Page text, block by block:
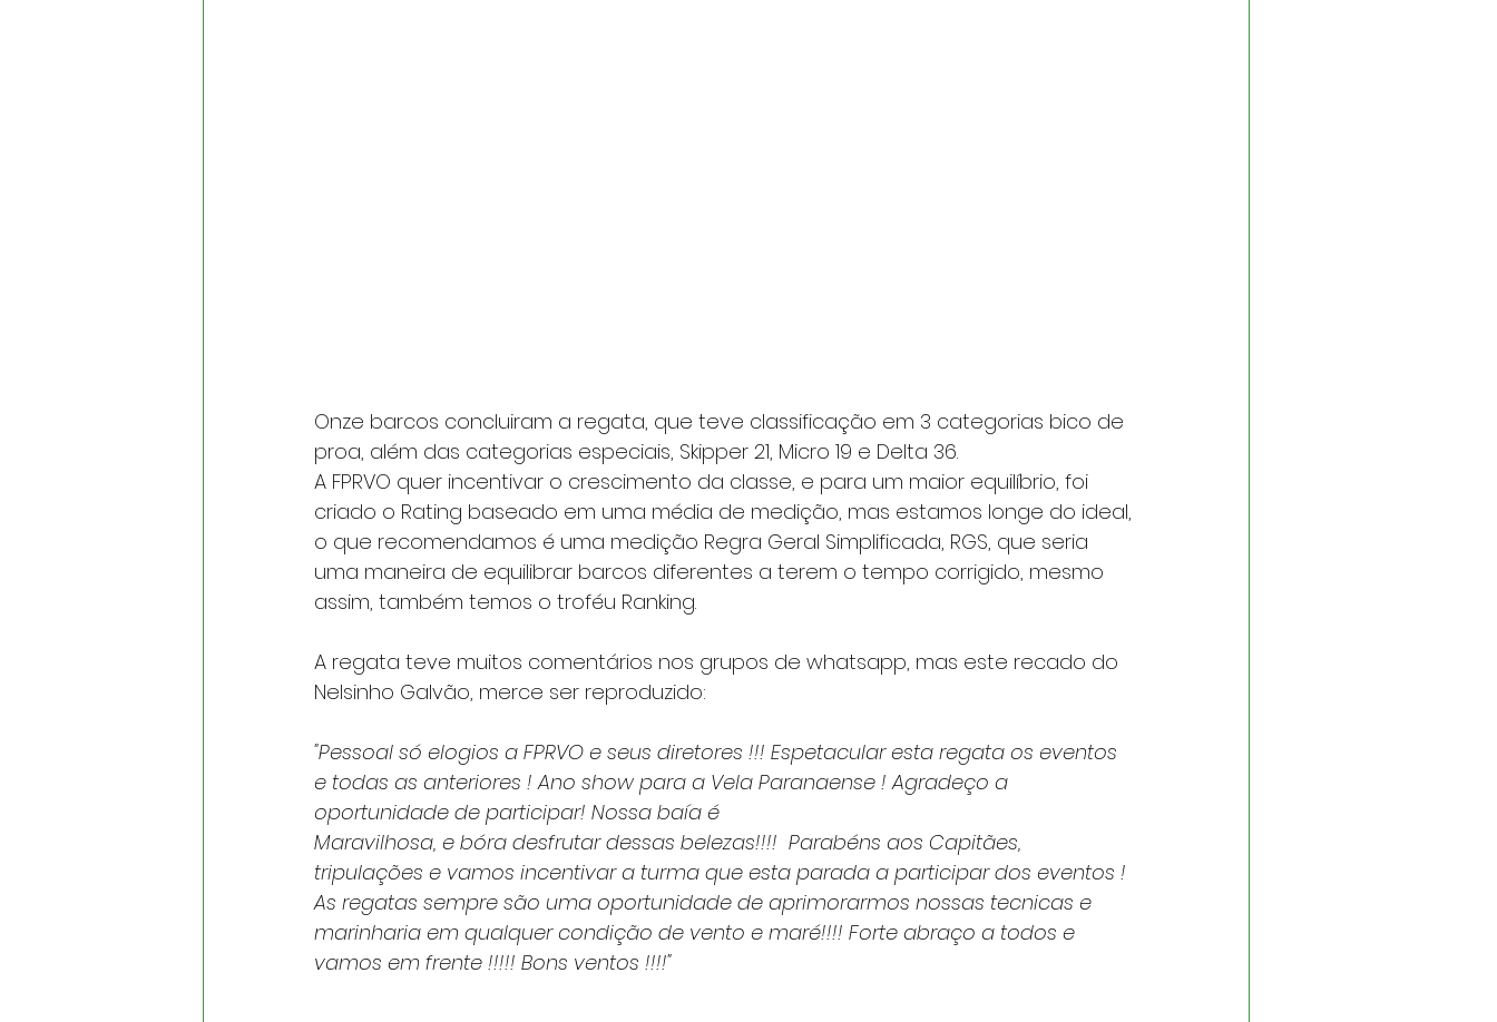
Onze barcos concluiram a regata, que teve classificação em 3 categorias bico de
proa, além das categorias especiais, Skipper 21, Micro 19 e Delta 36.
A FPRVO quer incentivar o crescimento da classe, e para um maior equilíbrio, foi
criado o Rating baseado em uma média de medição, mas estamos longe do ideal,
o que recomendamos é uma medição Regra Geral Simplificada, RGS, que seria
uma maneira de equilibrar barcos diferentes a terem o tempo corrigido, mesmo
assim, também temos o troféu Ranking.
A regata teve muitos comentários nos grupos de whatsapp, mas este recado do
Nelsinho Galvão, merce ser reproduzido:
"Pessoal só elogios a FPRVO e seus diretores !!! Espetacular esta regata os eventos
e todas as anteriores ! Ano show para a Vela Paranaense ! Agradeço a
oportunidade de participar! Nossa baía é
Maravilhosa, e bóra desfrutar dessas belezas!!!!  Parabéns aos Capitães,
tripulações e vamos incentivar a turma que esta parada a participar dos eventos !
As regatas sempre são uma oportunidade de aprimorarmos nossas tecnicas e
marinharia em qualquer condição de vento e maré!!!! Forte abraço a todos e
vamos em frente !!!!! Bons ventos !!!!"